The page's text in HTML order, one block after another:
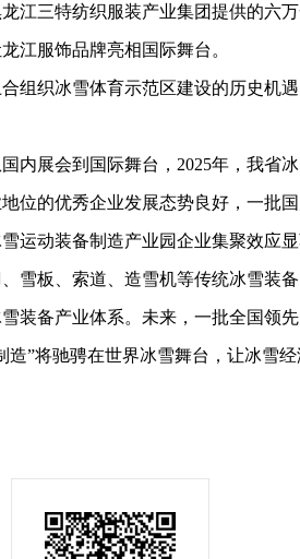
江三特纺织服装产业集团提供的六
江服饰品牌亮相国际舞台。
组织冰雪体育示范区建设的历史机
内展会到国际舞台，2025年，我省
位的优秀企业发展态势良好，一批
运动装备制造产业园企业集聚效应显
雪板、索道、造雪机等传统冰雪装
装备产业体系。未来，一批全国领
”将驰骋在世界冰雪舞台，让冰雪